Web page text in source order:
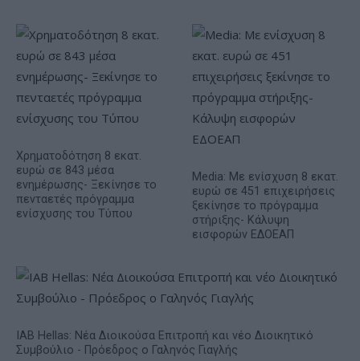
Χρηματοδότηση 8 εκατ.
ευρώ σε 843 μέσα
ενημέρωσης- Ξεκίνησε το
πενταετές πρόγραμμα
ενίσχυσης του Τύπου
Media: Με ενίσχυση 8 εκατ.
ευρώ σε 451 επιχειρήσεις
ξεκίνησε το πρόγραμμα
στήριξης- Κάλυψη
εισφορών ΕΔΟΕΑΠ
IAB Hellas: Νέα Διοικούσα Επιτροπή και νέο Διοικητικό
Συμβούλιο - Πρόεδρος ο Γαληνός Γιαγλής